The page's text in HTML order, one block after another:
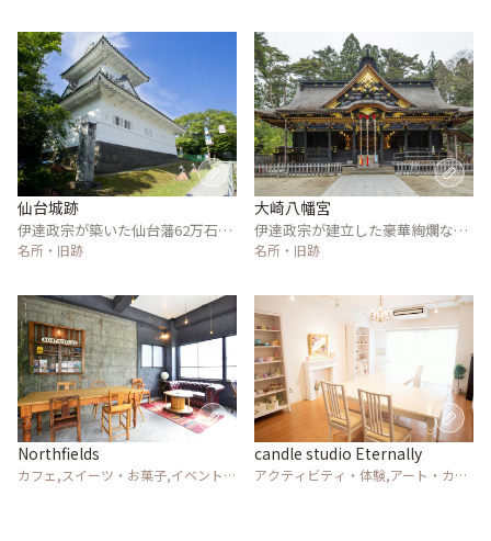
仙台城跡
伊達政宗が築いた仙台藩62万石の
居城跡
名所・旧跡
大崎八幡宮
伊達政宗が建立した豪華絢爛な国
宝社殿
名所・旧跡
Northfields
カフェ,スイーツ・お菓子,イベント,
candle studio Eternally
アクティビティ・体験,アート・カル